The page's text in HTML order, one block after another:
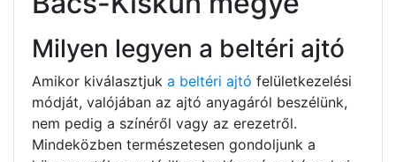
Milyen legyen a beltéri ajtó
Amikor kiválasztjuk a beltéri ajtó felületkezelési
módját, valójában az ajtó anyagáról beszélünk,
nem pedig a színéről vagy az erezetről.
Mindeközben természetesen gondoljunk a